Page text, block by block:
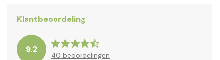
Klantbeoordeling
9.2
40 beoordelingen